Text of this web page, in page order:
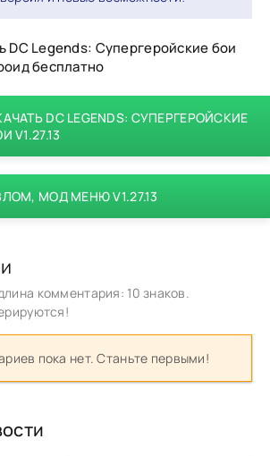
DC Legends: Супергеройские бои
бесплатно
DC LEGENDS: СУПЕРГЕРОЙСКИЕ
V1.27.13
МОД МЕНЮ V1.27.13
комментария: 10 знаков.
пока нет. Станьте первыми!